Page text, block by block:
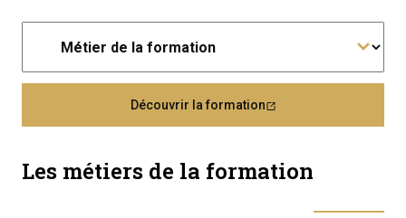
Découvrir la formation
Les métiers de la formation